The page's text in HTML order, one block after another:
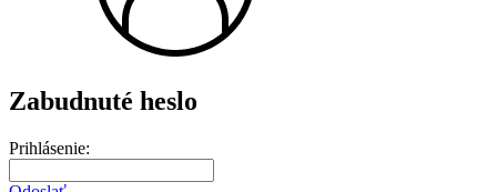
Zabudnuté heslo
Prihlásenie: